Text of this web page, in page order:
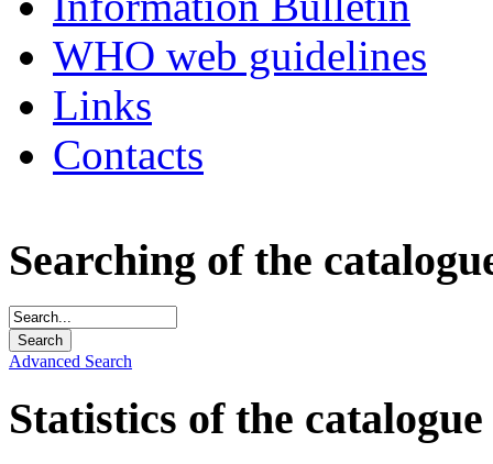
WHO web guidelines
Links
Contacts
Searching of the
Advanced Search
Statistics of the catalogue